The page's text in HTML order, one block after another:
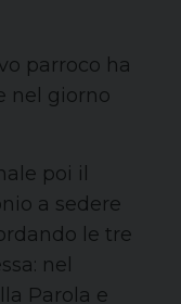
parroco ha
nel giorno
poi il
a sedere
le tre
nel
Parola e